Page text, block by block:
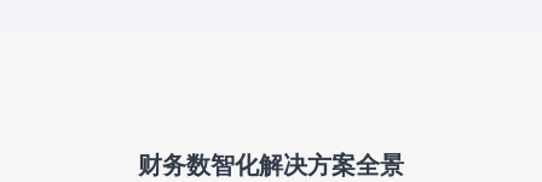
财务数智化解决方案全景